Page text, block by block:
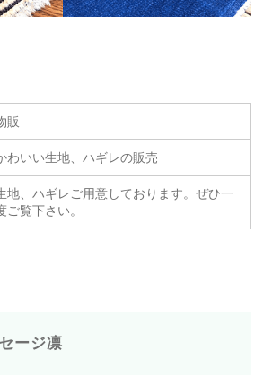
販
わいい生地、ハギレの販売
地、ハギレご用意しております。ぜひ一
ご覧下さい。
ージ凛